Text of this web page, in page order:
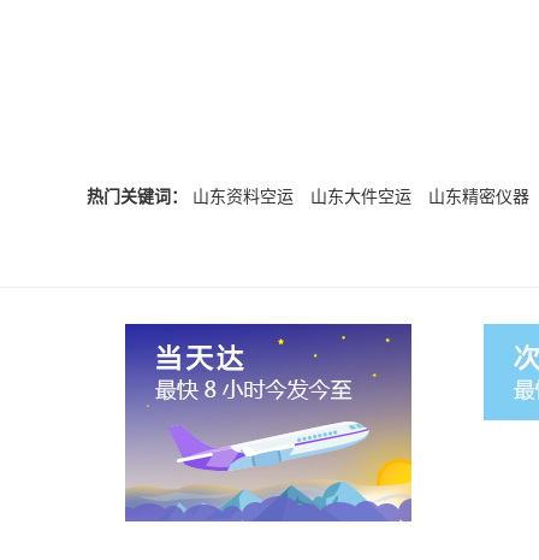
热门关键词： 山东资料空运 山东大件空运 山东精密仪器